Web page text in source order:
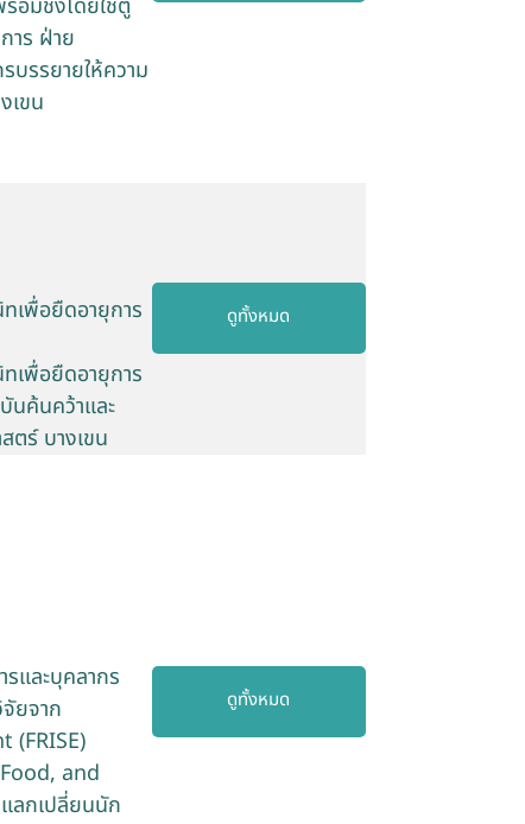
อมชงโดยใช้ตู้
าร ฝ่าย
รรยายให้ความ
เขน
เพื่อยืดอายุการ
เพื่อยืดอายุการ
ค้นคว้าและ
ร์ บางเขน
ดูทั้งหมด
และบุคลากร
ยจาก
and
ลกเปลี่ยนนัก
ดูทั้งหมด